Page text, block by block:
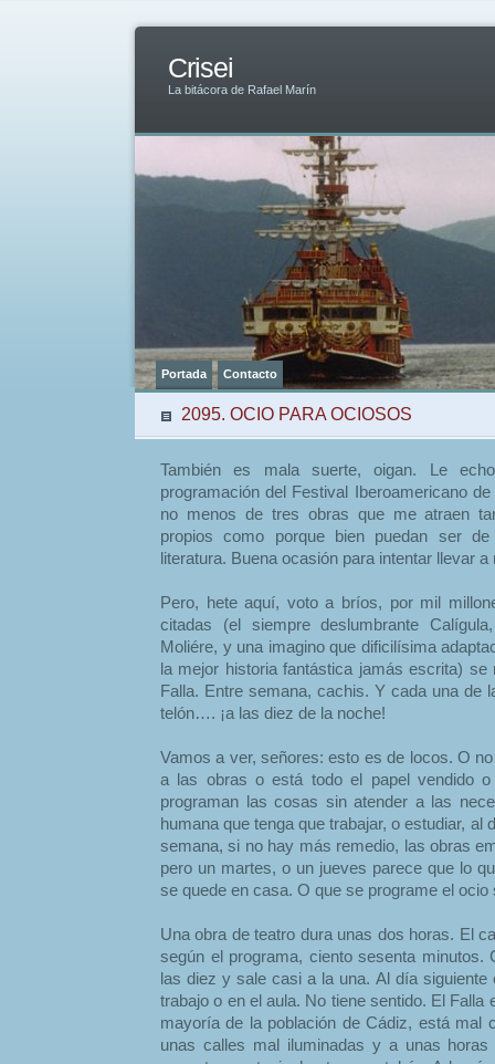
Crisei
La bitácora de Rafael Marín
Portada Contacto
2095. OCIO PARA OCIOSOS
También es mala suerte, oigan. Le
programación del Festival Iberoamericano
no menos de tres obras que me atraen
propios como porque bien puedan ser
literatura. Buena ocasión para intentar llevar
Pero, hete aquí, voto a bríos, por mil
citadas (el siempre deslumbrante
Moliére, y una imagino que dificilísima
la mejor historia fantástica jamás escrita) se
Falla. Entre semana, cachis. Y cada una de
telón…. ¡a las diez de la noche!
Vamos a ver, señores: esto es de locos. O
a las obras o está todo el papel vendido
programan las cosas sin atender a las
humana que tenga que trabajar, o estudiar, al
semana, si no hay más remedio, las obras
pero un martes, o un jueves parece que lo
se quede en casa. O que se programe el ocio
Una obra de teatro dura unas dos horas. El
según el programa, ciento sesenta minutos.
las diez y sale casi a la una. Al día siguiente
trabajo o en el aula. No tiene sentido. El Falla
mayoría de la población de Cádiz, está mal
unas calles mal iluminadas y a unas